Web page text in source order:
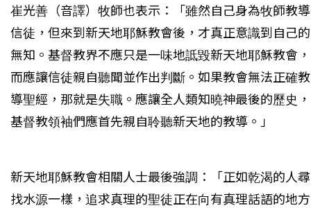
崔光善（音譯）牧師也表示：「雖然自己身為牧師教導
信徒，但來到新天地耶穌教會後，才真正意識到自己的
無知。基督教界不應只是一味地詆毀新天地耶穌教會，
而應讓信徒親自聽聞並作出判斷。如果教會無法正確教
導聖經，那就是失職。應讓全人類知曉神最後的歷史，
基督教領袖們應首先親自聆聽新天地的教導。」
新天地耶穌教會相關人士最後強調：「正如乾渴的人尋
找水源一樣，追求真理的聖徒正在向有真理話語的地方